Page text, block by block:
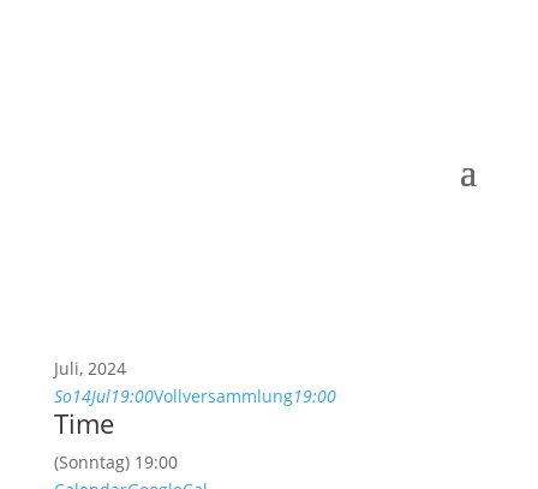
Juli, 2024
So14Jul19:00Vollversammlung19:00
Time
(Sonntag) 19:00